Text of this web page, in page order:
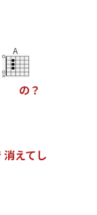
A
の ？
消えてし